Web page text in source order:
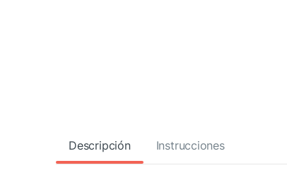
Descripción Instrucciones